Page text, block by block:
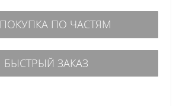
ПОКУПКА ПО ЧАСТЯМ
БЫСТРЫЙ ЗАКАЗ